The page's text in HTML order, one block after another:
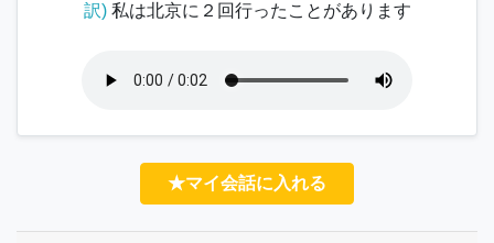
訳)私は北京に２回行ったことがあります
★マイ会話に入れる